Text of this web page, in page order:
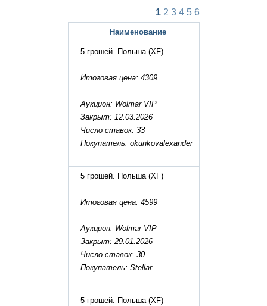
1 2 3 4 5 6
Наименование
5 грошей. Польша(XF)
Итоговая цена: 4309
Аукцион: Wolmar VIP
Закрыт: 12.03.2026
Число ставок: 33
Покупатель: okunkovalexander
5 грошей. Польша(XF)
Итоговая цена: 4599
Аукцион: Wolmar VIP
Закрыт: 29.01.2026
Число ставок: 30
Покупатель: Stellar
5 грошей. Польша(XF)